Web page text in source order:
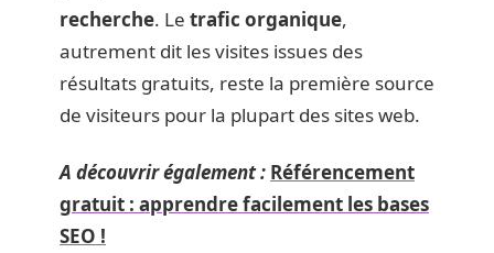
recherche. Le trafic organique,
autrement dit les visites issues des
résultats gratuits, reste la première source
de visiteurs pour la plupart des sites web.
A découvrir également : Référencement
gratuit : apprendre facilement les bases
SEO !